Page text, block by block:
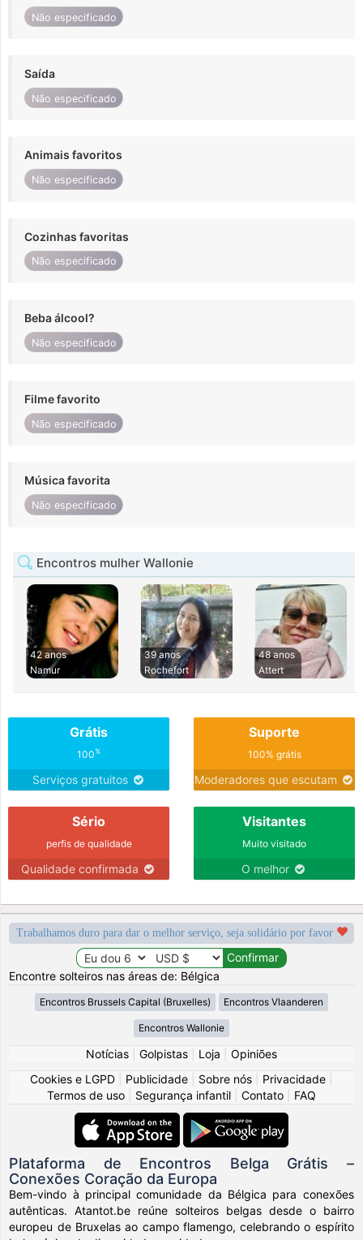
Não especificado
Saída
Não especificado
Animais favoritos
Não especificado
Cozinhas favoritas
Não especificado
Beba álcool?
Não especificado
Filme favorito
Não especificado
Música favorita
Não especificado
Encontros mulher Wallonie
42 anos
Namur
39 anos
Rochefort
48 anos
Attert
Grátis
100%
Serviços gratuitos
Suporte
100% grátis
Moderadores que escutam
Sério
perfis de qualidade
Qualidade confirmada
Visitantes
Muito visitado
O melhor
Trabalhamos duro para dar o melhor serviço, seja solidário por favor
Encontre solteiros nas áreas de: Bélgica
Encontros Brussels Capital (Bruxelles) Encontros Vlaanderen
Encontros Wallonie
Notícias Golpistas Loja
Opiniões
Cookies e LGPD
Publicidade Sobre nós Privacidade
Termos de uso
Segurança infantil Contato FAQ
Plataforma de Encontros Belga Grátis –
Conexões Coração da Europa
Bem-vindo à principal comunidade da Bélgica para conexões
autênticas. Atantot.be reúne solteiros belgas desde o bairro
europeu de Bruxelas ao campo flamengo, celebrando o espírito